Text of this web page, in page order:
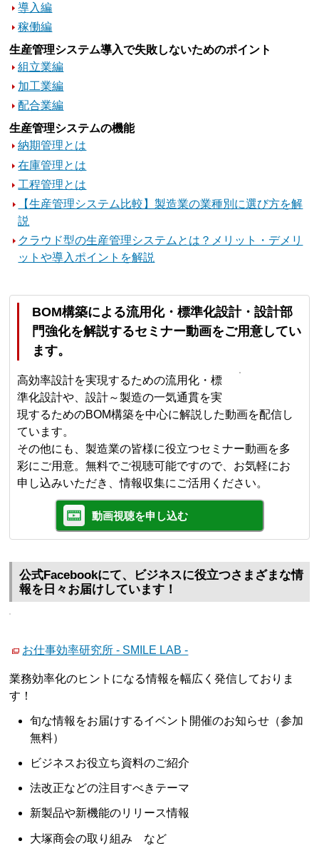
導入編
稼働編
生産管理システム導入で失敗しないためのポイント
組立業編
加工業編
配合業編
生産管理システムの機能
納期管理とは
在庫管理とは
工程管理とは
【生産管理システム比較】製造業の業種別に選び方を解
説
クラウド型の生産管理システムとは？メリット・デメリ
ットや導入ポイントを解説
BOM構築による流用化・標準化設計・設計部
門強化を解説するセミナー動画をご用意してい
ます。
高効率設計を実現するための流用化・標
準化設計や、設計～製造の一気通貫を実
現するためのBOM構築を中心に解説した動画を配信し
ています。
その他にも、製造業の皆様に役立つセミナー動画を多
彩にご用意。無料でご視聴可能ですので、お気軽にお
申し込みいただき、情報収集にご活用ください。
動画視聴を申し込む
公式Facebookにて、ビジネスに役立つさまざまな情
報を日々お届けしています！
お仕事効率研究所 - SMILE LAB -
業務効率化のヒントになる情報を幅広く発信しておりま
す！
旬な情報をお届けするイベント開催のお知らせ（参加
無料）
ビジネスお役立ち資料のご紹介
法改正などの注目すべきテーマ
新製品や新機能のリリース情報
大塚商会の取り組み など